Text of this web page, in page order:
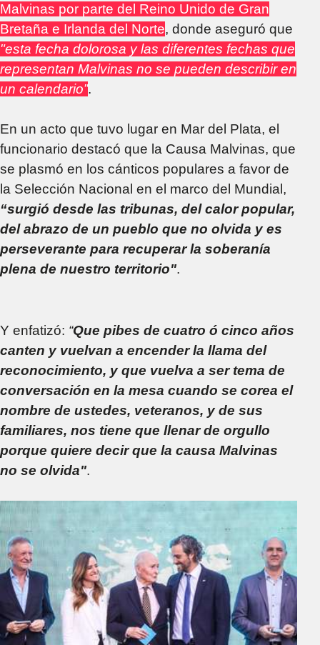
Malvinas por parte del Reino Unido de Gran
Bretaña e Irlanda del Norte, donde aseguró que
"esta fecha dolorosa y las diferentes fechas que
representan Malvinas no se pueden describir en
un calendario”.
En un acto que tuvo lugar en Mar del Plata, el
funcionario destacó que la Causa Malvinas, que
se plasmó en los cánticos populares a favor de
la Selección Nacional en el marco del Mundial,
“surgió desde las tribunas, del calor popular,
del abrazo de un pueblo que no olvida y es
perseverante para recuperar la soberanía
plena de nuestro territorio".
Y enfatizó: “Que pibes de cuatro ó cinco años
canten y vuelvan a encender la llama del
reconocimiento, y que vuelva a ser tema de
conversación en la mesa cuando se corea el
nombre de ustedes, veteranos, y de sus
familiares, nos tiene que llenar de orgullo
porque quiere decir que la causa Malvinas
no se olvida".